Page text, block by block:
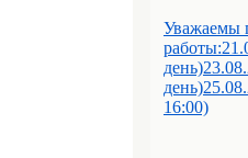
Уважаемы
16:00)